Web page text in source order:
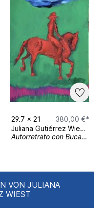
good things come
Dezember 2020 -
Munich
29.7 x 21
380,00 €*
Juliana Gutiérrez Wiest
Autorretrato con Bucanero
VON JULIANA
WIEST